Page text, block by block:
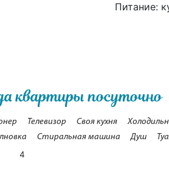
Питание:
квартиры посуточно
Телевизор Своя кухня
Стиральная машина Душ
4